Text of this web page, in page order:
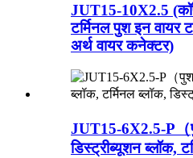
JUT15-10X2.5
टर्मिनल पुश इन वायर
अर्थ वायर कनेक्टर)
JUT15-6X2.5-P（
डिस्ट्रीब्यूशन ब्लॉक,